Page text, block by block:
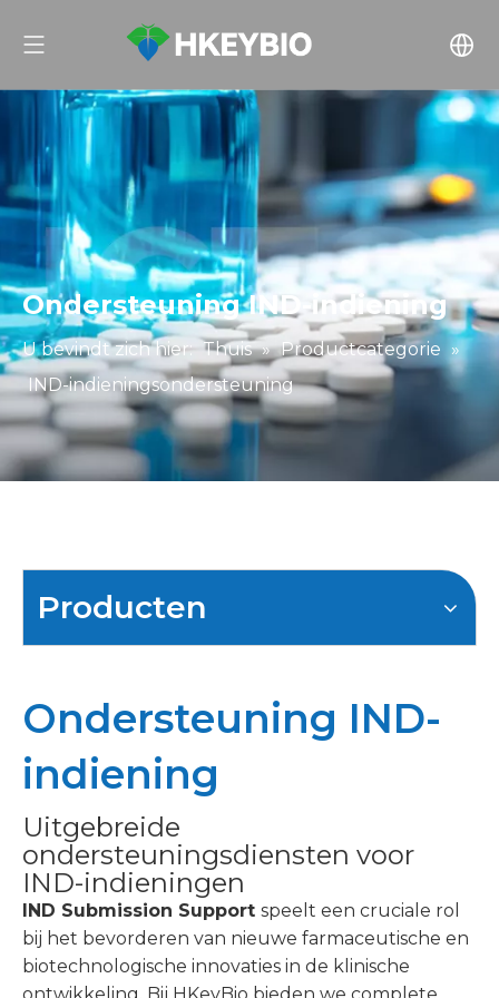
Ondersteuning IND-indiening
U bevindt zich hier: Thuis » Productcategorie »
IND-indieningsondersteuning
Producten
Ondersteuning IND-
indiening
Uitgebreide
ondersteuningsdiensten voor
IND-indieningen
IND Submission Support speelt een cruciale rol
bij het bevorderen van nieuwe farmaceutische en
biotechnologische innovaties in de klinische